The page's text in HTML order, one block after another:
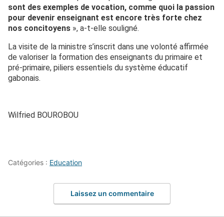
sont des exemples de vocation, comme quoi la passion
pour devenir enseignant est encore très forte chez
nos concitoyens », a-t-elle souligné.
La visite de la ministre s’inscrit dans une volonté affirmée
de valoriser la formation des enseignants du primaire et
pré-primaire, piliers essentiels du système éducatif
gabonais.
Wilfried BOUROBOU
Catégories : Education
Laissez un commentaire